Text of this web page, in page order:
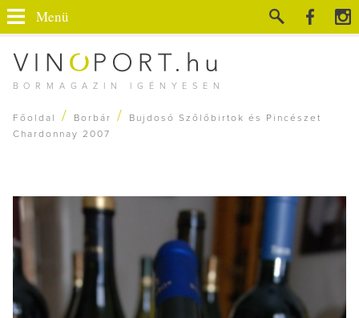
BORMAGAZIN IGÉNYESEN
Menü
Főoldal / Borbár /
Bujdosó Szőlőbirtok és Pincészet
Chardonnay 2007